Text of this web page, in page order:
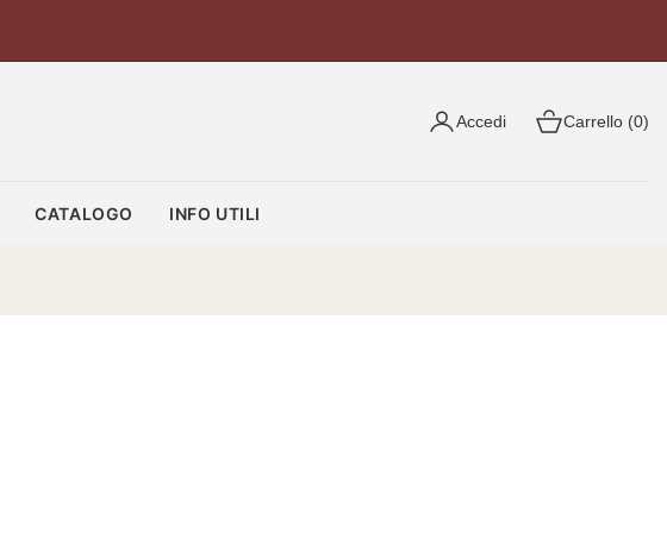
CATALOGO INFO UTILI
Accedi Carrello (0)